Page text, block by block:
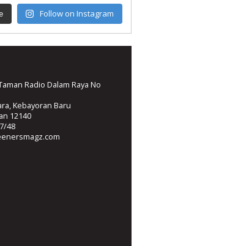
Follow on Instagram
Radio Dalam Raya No
Kebayoran Baru
12140
48